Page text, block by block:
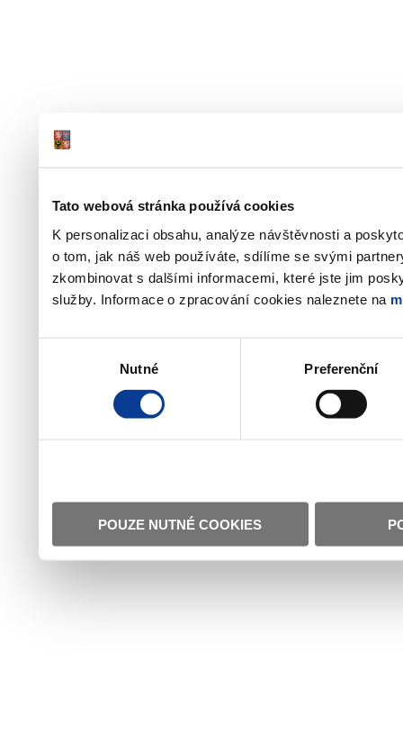
Tato webová stránka používá cookies
K personalizaci obsahu, analýze návštěvnosti a
o tom, jak náš web používáte, sdílíme se svými
zkombinovat s dalšími informacemi, které jste jim
služby. Informace o zpracování cookies naleznete na
Nutné Preferenční
POUZE NUTNÉ COOKIES